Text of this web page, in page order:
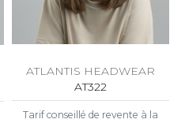
ATLANTIS HEADWEAR
AT322
Tarif conseillé de revente à la